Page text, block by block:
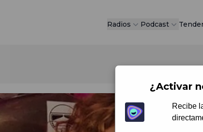
Radios Podcast
¿Activar
Recibe